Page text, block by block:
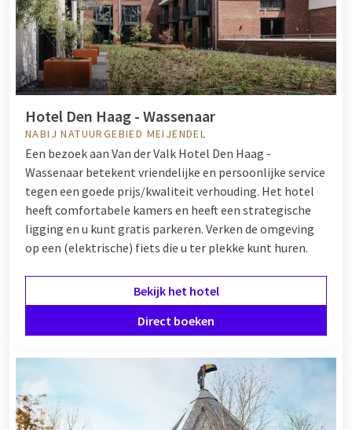
Hotel Den Haag - Wassenaar
NABIJ NATUURGEBIED MEIJENDEL
Een bezoek aan Van der Valk Hotel Den Haag -
Wassenaar betekent vriendelijke en persoonlijke service
tegen een goede prijs/kwaliteit verhouding. Het hotel
heeft comfortabele kamers en heeft een strategische
ligging en u kunt gratis parkeren. Verken de omgeving
op een (elektrische) fiets die u ter plekke kunt huren.
Bekijk het hotel
Direct boeken